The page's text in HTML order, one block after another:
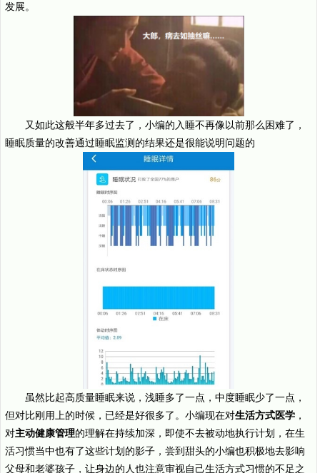
发展。
又如此这般半年多过去了，小编的入睡不再像以前那么困难了，
睡眠质量的改善通过睡眠监测的结果还是很能说明问题的
虽然比起高质量睡眠来说，浅睡多了一点，中度睡眠少了一点，
但对比刚用上的时候，已经是好很多了。小编现在对生活方式医学 ，
对主动健康管理的理解在持续加深，即使不去被动地执行计划，在生
活习惯当中也有了这些计划的影子，尝到甜头的小编也积极地去影响
父母和老婆孩子，让身边的人也注意审视自己生活方式习惯的不足之